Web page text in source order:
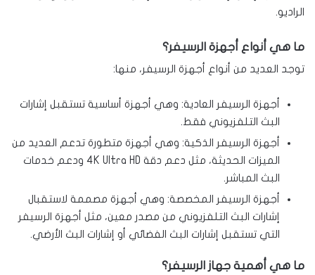
الراديو.
ما هي أنواع أجهزة الرسيفر؟
توجد العديد من أنواع أجهزة الرسيفر، منها:
أجهزة الرسيفر العادية: وهي أجهزة أساسية تستقبل إشارات
البث التلفزيوني فقط.
أجهزة الرسيفر الذكية: وهي أجهزة متطورة تدعم العديد من
الميزات الحديثة، مثل دعم دقة 4K Ultra HD ودعم خدمات
البث المباشر.
أجهزة الرسيفر المخصصة: وهي أجهزة مصممة لاستقبال
إشارات البث التلفزيوني من مصدر معين، مثل أجهزة الرسيفر
التي تستقبل إشارات البث الفضائي أو إشارات البث الأرضي.
ما هي أهمية جهاز الرسيفر؟